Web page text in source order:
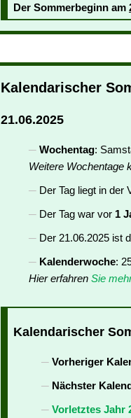
Der Sommerbeginn am
Kalendarischer
21.06.2025
Wochentag:
Weitere Wochentage
Der Tag liegt in der
Der Tag war vor 1
Der 21.06.2025 ist
Kalenderwoche:
Hier erfahren Sie
Kalendarischer
Vorheriger
Nächster
Vorletztes Jahr